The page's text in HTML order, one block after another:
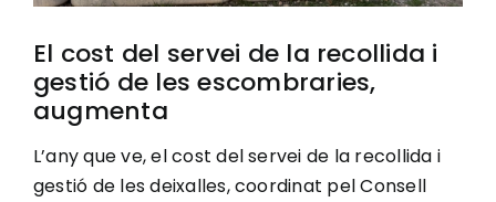
Cerca
…
El cost del servei de la recollida i
gestió de les escombraries,
augmenta
L’any que ve, el cost del servei de la recollida i
gestió de les deixalles, coordinat pel Consell